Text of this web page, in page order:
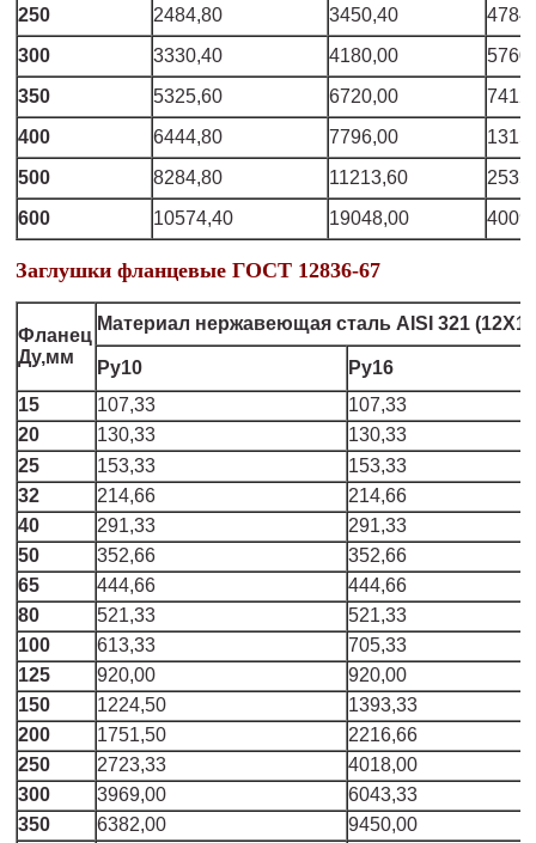
250
2484,80 3450,40
300
3330,40 4180,00
350
5325,60 6720,00
400
6444,80 7796,00
500
8284,80 11213,60
600
10574,40 19048,00
Заглушки фланцевые ГОСТ 12836-67
Фланец
Ду,мм
Материал нержавеющая сталь AISI 321
Ру10
Ру16
15
107,33
107,33
20
130,33
130,33
25
153,33
153,33
32
214,66
214,66
40
291,33
291,33
50
352,66
352,66
65
444,66
444,66
80
521,33
521,33
100
613,33
705,33
125
920,00
920,00
150
1224,50
1393,33
200
1751,50
2216,66
250
2723,33
4018,00
300
3969,00
6043,33
350
6382,00
9450,00